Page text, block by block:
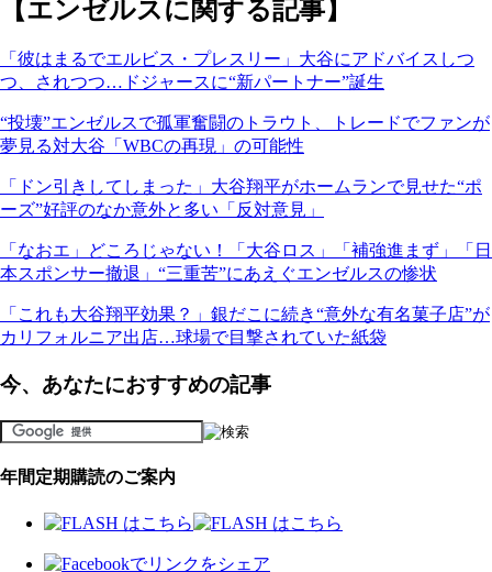
【エンゼルスに関する記事】
「彼はまるでエルビス・プレスリー」大谷にアドバイスしつ
つ、されつつ…ドジャースに“新パートナー”誕生
“投壊”エンゼルスで孤軍奮闘のトラウト、トレードでファンが
夢見る対大谷「WBCの再現」の可能性
「ドン引きしてしまった」大谷翔平がホームランで見せた“ポ
ーズ”好評のなか意外と多い「反対意見」
「なおエ」どころじゃない！「大谷ロス」「補強進まず」「日
本スポンサー撤退」“三重苦”にあえぐエンゼルスの惨状
「これも大谷翔平効果？」銀だこに続き“意外な有名菓子店”が
カリフォルニア出店…球場で目撃されていた紙袋
今、あなたにおすすめの記事
年間定期購読のご案内